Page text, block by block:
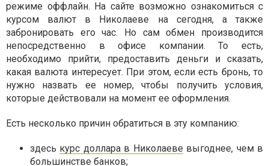
режиме оффлайн. На сайте возможно ознакомиться с
курсом валют в Николаеве на сегодня, а также
забронировать его час. Но сам обмен производится
непосредственно в офисе компании. То есть,
необходимо прийти, предоставить деньги и сказать,
какая валюта интересует. При этом, если есть бронь, то
нужно назвать ее номер, чтобы получить условия,
которые действовали на момент ее оформления.
Есть несколько причин обратиться в эту компанию:
здесь курс доллара в Николаеве выгоднее, чем в
большинстве банков;